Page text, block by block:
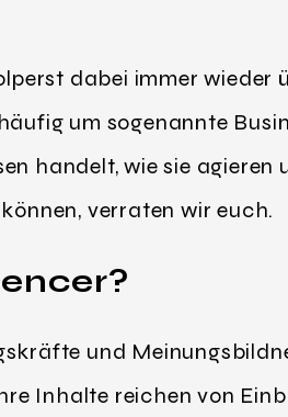
dabei immer wieder
um sogenannte
handelt, wie sie
verraten wir euch.
und
Inhalte reichen von